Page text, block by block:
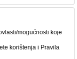
mogućnosti koje
korištenja i Pravila